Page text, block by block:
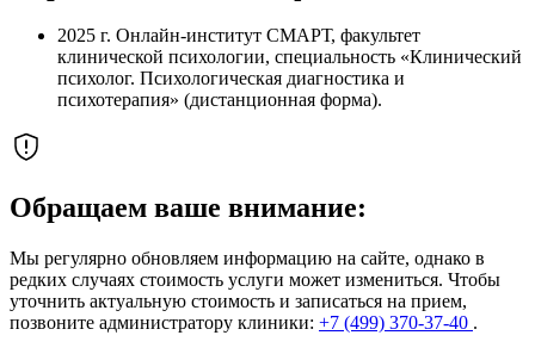
2025 г. Онлайн-институт СМАРТ, факультет
клинической психологии, специальность «Клинический
психолог. Психологическая диагностика и
психотерапия» (дистанционная форма).
Обращаем ваше внимание:
Мы регулярно обновляем информацию на сайте, однако в
редких случаях стоимость услуги может измениться. Чтобы
уточнить актуальную стоимость и записаться на прием,
позвоните администратору клиники: +7 (499) 370-37-40 .